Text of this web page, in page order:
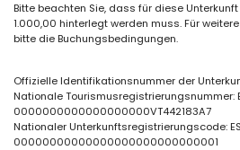
großes und eingezäuntes Grundstück
beheizter privater Pool mit den Maßen
Garten mit Kies, Bäumen und
Grillplatz
außen Sitzbereich und Essbereich
privater überdachter Parkplatz
Weitere Informationen
Bitte beachten Sie, dass für diese
1.000,00 hinterlegt werden muss. Für
bitte die Buchungsbedingungen.
Offizielle Identifikationsnummer der
Nationale Tourismusregistrierungsnummer:
0000000000000000000VT442183A7
Nationaler Unterkunftsregistrierungscode:
00000000000000000000000000001